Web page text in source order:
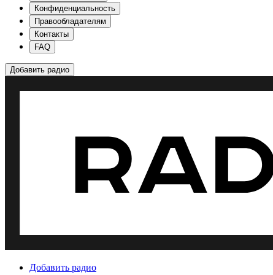
Конфиденциальность
Правообладателям
Контакты
FAQ
Добавить радио
Добавить радио